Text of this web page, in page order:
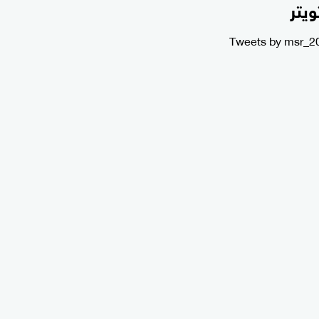
Tweets by